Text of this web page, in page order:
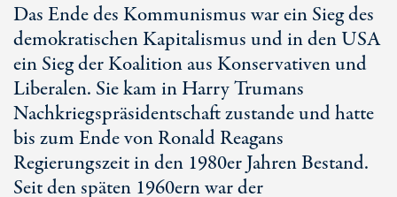
Das Ende des Kommunismus war ein Sieg des
demokratischen Kapitalismus und in den USA
ein Sieg der Koalition aus Konservativen und
Liberalen. Sie kam in Harry Trumans
Nachkriegspräsidentschaft zustande und hatte
bis zum Ende von Ronald Reagans
Regierungszeit in den 1980er Jahren Bestand.
Seit den späten 1960ern war der